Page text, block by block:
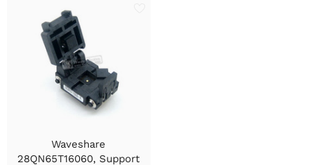
Waveshare
28QN65T16060, Support